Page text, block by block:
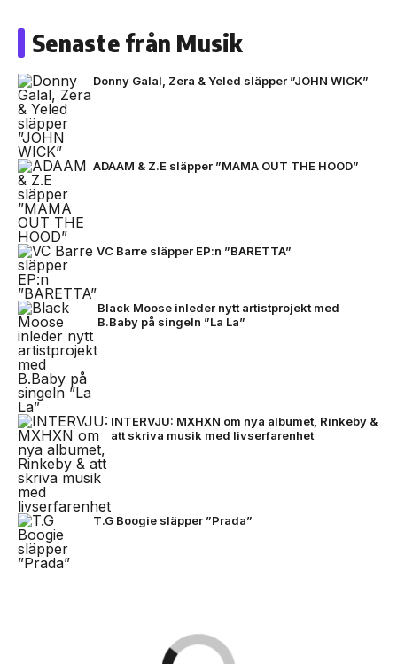
Senaste från Musik
Donny Galal, Zera & Yeled släpper ”JOHN WICK”
ADAAM & Z.E släpper ”MAMA OUT THE HOOD”
VC Barre släpper EP:n ”BARETTA”
Black Moose inleder nytt artistprojekt med
B.Baby på singeln ”La La”
INTERVJU: MXHXN om nya albumet, Rinkeby &
att skriva musik med livserfarenhet
T.G Boogie släpper ”Prada”